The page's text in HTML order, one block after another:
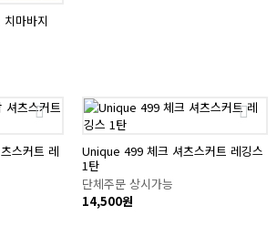
마바지
스커트 레
Unique 499 체크 셔츠스커트 레깅스
1탄
단체주문 상시가능
14,500원